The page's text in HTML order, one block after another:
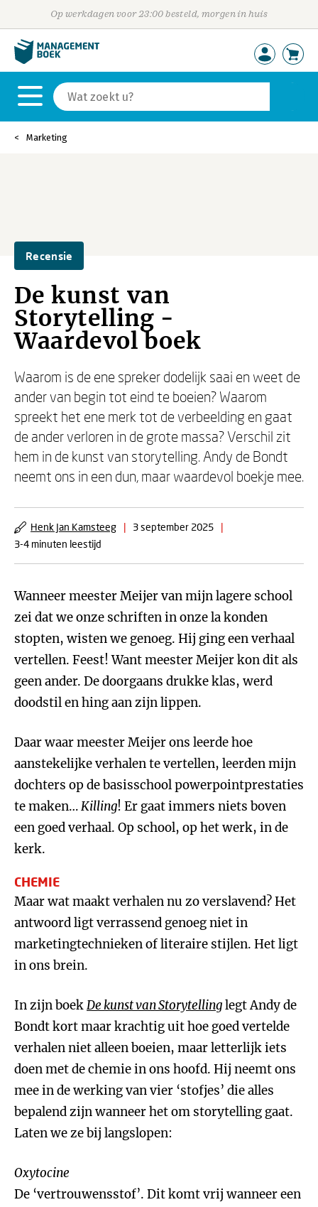
Op werkdagen voor 23:00 besteld, morgen in huis
Marketing
Recensie
De kunst van
Storytelling -
Waardevol boek
Waarom is de ene spreker dodelijk saai en weet de
ander van begin tot eind te boeien? Waarom
spreekt het ene merk tot de verbeelding en gaat
de ander verloren in de grote massa? Verschil zit
hem in de kunst van storytelling. Andy de Bondt
neemt ons in een dun, maar waardevol boekje mee.
Henk Jan Kamsteeg | 3 september 2025
|
3-4 minuten leestijd
Wanneer meester Meijer van mijn lagere school
zei dat we onze schriften in onze la konden
stopten, wisten we genoeg. Hij ging een verhaal
vertellen. Feest! Want meester Meijer kon dit als
geen ander. De doorgaans drukke klas, werd
doodstil en hing aan zijn lippen.
Daar waar meester Meijer ons leerde hoe
aanstekelijke verhalen te vertellen, leerden mijn
dochters op de basisschool powerpointprestaties
te maken…Killing! Er gaat immers niets boven
een goed verhaal. Op school, op het werk, in de
kerk.
CHEMIE
Maar wat maakt verhalen nu zo verslavend? Het
antwoord ligt verrassend genoeg niet in
marketingtechnieken of literaire stijlen. Het ligt
in ons brein.
In zijn boekDe kunst van Storytellinglegt Andy de
Bondt kort maar krachtig uit hoe goed vertelde
verhalen niet alleen boeien, maar letterlijk iets
doen met de chemie in ons hoofd. Hij neemt ons
mee in de werking van vier ‘stofjes’ die alles
bepalend zijn wanneer het om storytelling gaat.
Laten we ze bij langslopen:
Oxytocine
De ‘vertrouwensstof’. Dit komt vrij wanneer een